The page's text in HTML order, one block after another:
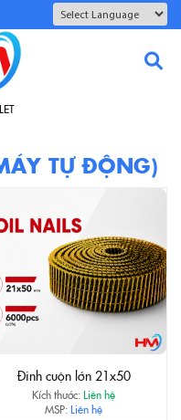
TỰ ĐỘNG)
Đinh cuộn lớn 21x50
Kích thước:Liên hệ
MSP:Liên hệ